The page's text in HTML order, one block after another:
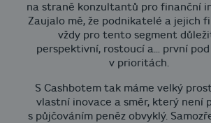
na straně konzultantů pro finanční
Zaujalo mě, že podnikatelé a jejich
vždy pro tento segment
perspektivní, rostoucí a… první
v prioritách.
S Cashbotem tak máme velký
vlastní inovace a směr, který není
s půjčováním peněz obvyklý.